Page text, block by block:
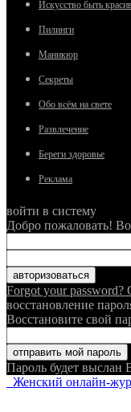
Искусство быть
Пилинги
Маникюр
Секреты
Обо всём на свете
Развлечение
Береги здоровье
Реклама
войти в систему
Добро пожаловать!
Forgot your password?
восстановление
Восстановите свой
Пароль будет выслан
Женский онлайн-